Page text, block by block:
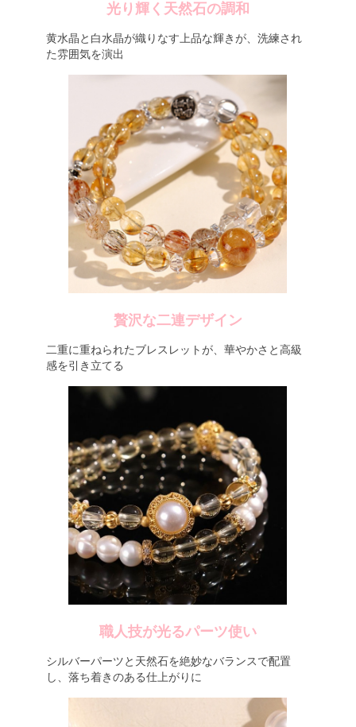
光り輝く天然石の調和
黄水晶と白水晶が織りなす上品な輝きが、洗練され
た雰囲気を演出
贅沢な二連デザイン
二重に重ねられたブレスレットが、華やかさと高級
感を引き立てる
職人技が光るパーツ使い
シルバーパーツと天然石を絶妙なバランスで配置
し、落ち着きのある仕上がりに